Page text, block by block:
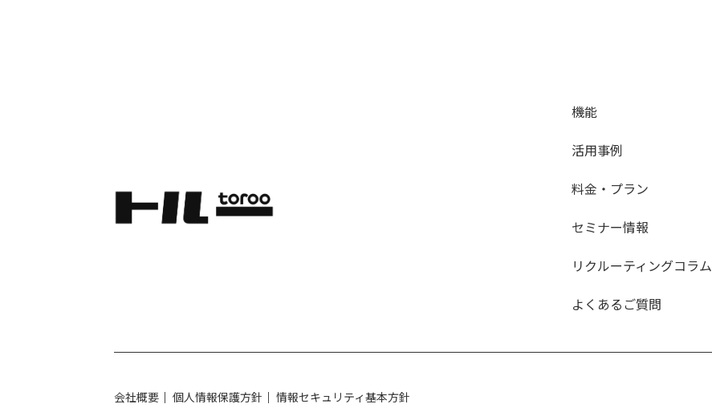
機能
活用事例
料金・プラン
セミナー情報
リクルーティングコラム
よくあるご質問
会社概要 ｜ 個人情報保護方針 ｜ 情報セキュリティ基本方針